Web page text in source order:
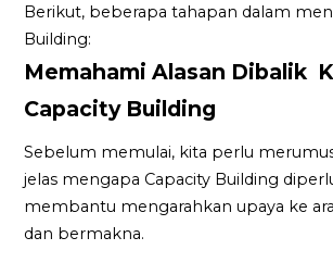
Berikut, beberapa tahapan dalam
Building:
Memahami Alasan Dibalik
Capacity Building
Sebelum memulai, kita perlu
jelas mengapa Capacity Building
membantu mengarahkan upaya ke
dan bermakna.